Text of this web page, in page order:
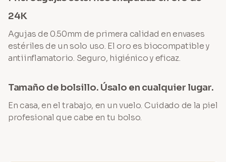
24K
Agujas de 0.50mm de primera calidad en envases
estériles de un solo uso. El oro es biocompatible y
antiinflamatorio. Seguro, higiénico y eficaz.
Tamaño de bolsillo. Úsalo en cualquier lugar.
En casa, en el trabajo, en un vuelo. Cuidado de la piel
profesional que cabe en tu bolso.